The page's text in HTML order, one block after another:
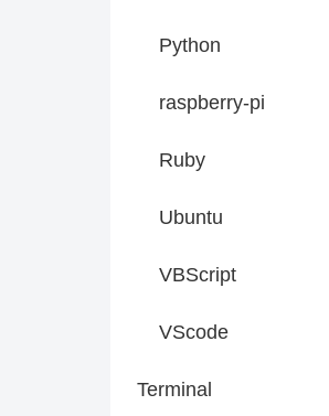
Python
raspberry-pi
Ruby
Ubuntu
VBScript
VScode
Terminal